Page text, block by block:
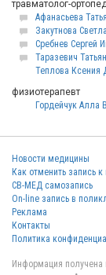
травматолог-
Афанасьева
Закутнова
Сребнев Сергей
Таразевич
Теплова Ксения
физиотерапевт
Гордейчук Алла
Новости медицины
Как отменить запись к
СВ-МЕД самозапись
On-line запись в
Реклама
Контакты
Политика
Информация получена